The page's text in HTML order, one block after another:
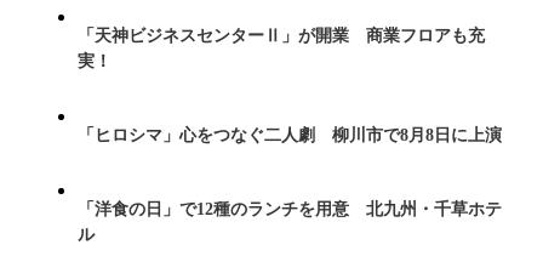
「天神ビジネスセンターⅡ」が開業 商業フロアも充
実！
「ヒロシマ」心をつなぐ二人劇 柳川市で8月8日に上演
「洋食の日」で12種のランチを用意 北九州・千草ホテ
ル